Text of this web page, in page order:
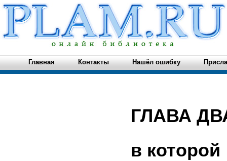
Главная Контакты Нашёл ошибку
ГЛАВА
в которой